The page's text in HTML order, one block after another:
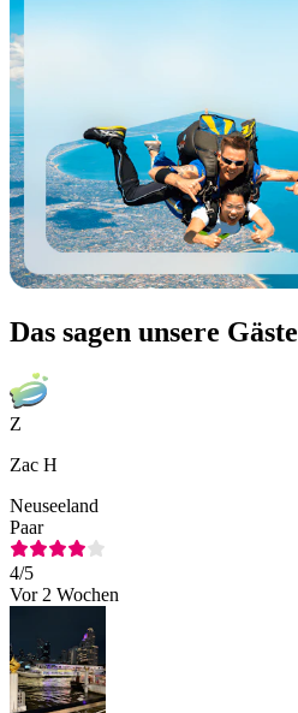
Das sagen unsere Gäste
Z
Zac H
Neuseeland
Paar
4/5
Vor 2 Wochen